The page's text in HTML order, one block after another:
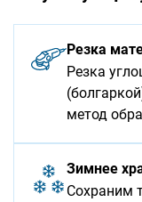
Резка
Резка
метод
Зимнее
Сохраним